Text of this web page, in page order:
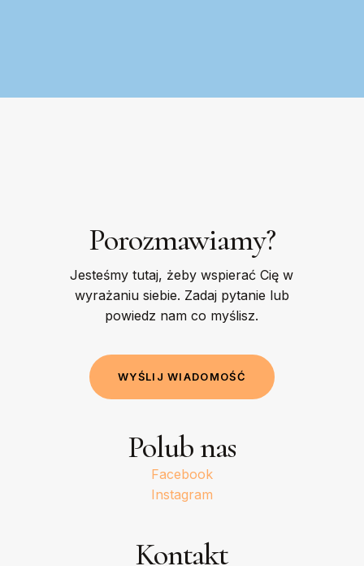
Porozmawiamy?
Jesteśmy tutaj, żeby wspierać Cię w
wyrażaniu siebie. Zadaj pytanie lub
powiedz nam co myślisz.
WYŚLI J WIADOMOŚĆ
Polub nas
Facebook
Instagram
Kontakt